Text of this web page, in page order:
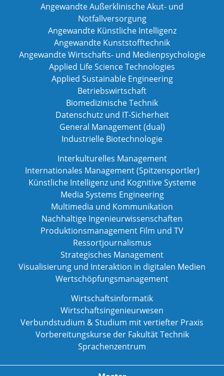
Angewandte Außerklinische Akut- und
Notfallversorgung
Angewandte Künstliche Intelligenz
Angewandte Kunststofftechnik
Angewandte Wirtschafts- und Medienpsychologie
Applied Life Science Technologies
Applied Sustainable Engineering
Betriebswirtschaft
Biomedizinische Technik
Datenschutz und IT-Sicherheit
General Management (dual)
Industrielle Biotechnologie
Interkulturelles Management
Internationales Management (Spitzensportler)
Künstliche Intelligenz und Kognitive Systeme
Media Systems Engineering
Multimedia und Kommunikation
Nachhaltige Ingenieurwissenschaften
Produktionsmanagement Film und TV
Ressortjournalismus
Strategisches Management
Visualisierung und Interaktion in digitalen Medien
Wertschöpfungsmanagement
Wirtschaftsinformatik
Wirtschaftsingenieurwesen
Verbundstudium & Studium mit vertiefter Praxis
Vorbereitungskurse der Fakultät Technik
Sprachenzentrum